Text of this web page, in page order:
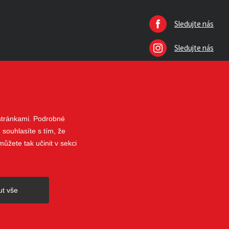
Sledujte nás
Sledujte nás
Podrobné
souhlasíte s tím, že
tak učinit v sekci
vše